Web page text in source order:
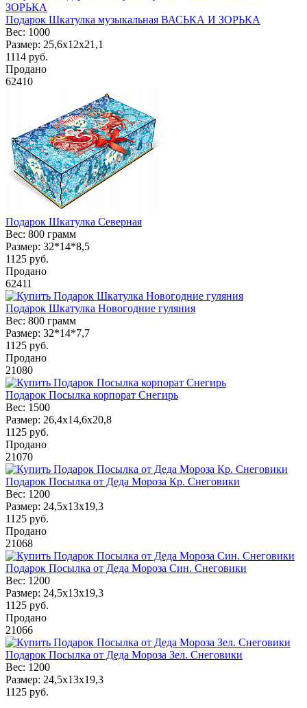
Подарок Шкатулка музыкальная ВАСЬКА И ЗОРЬКА
Вес: 1000
Размер: 25,6х12х21,1
1114 руб.
Продано
62410
Подарок Шкатулка Северная
Вес: 800 грамм
Размер: 32*14*8,5
1125 руб.
Продано
62411
Подарок Шкатулка Новогодние гуляния
Вес: 800 грамм
Размер: 32*14*7,7
1125 руб.
Продано
21080
Подарок Посылка корпорат Снегирь
Вес: 1500
Размер: 26,4х14,6х20,8
1125 руб.
Продано
21070
Подарок Посылка от Деда Мороза Кр. Снеговики
Вес: 1200
Размер: 24,5х13х19,3
1125 руб.
Продано
21068
Подарок Посылка от Деда Мороза Син. Снеговики
Вес: 1200
Размер: 24,5х13х19,3
1125 руб.
Продано
21066
Подарок Посылка от Деда Мороза Зел. Снеговики
Вес: 1200
Размер: 24,5х13х19,3
1125 руб.